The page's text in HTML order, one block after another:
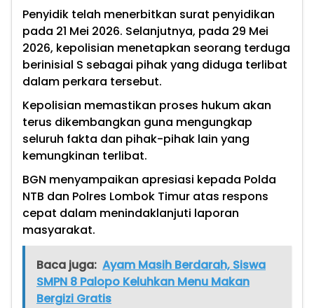
Penyidik telah menerbitkan surat penyidikan
pada 21 Mei 2026. Selanjutnya, pada 29 Mei
2026, kepolisian menetapkan seorang terduga
berinisial S sebagai pihak yang diduga terlibat
dalam perkara tersebut.
Kepolisian memastikan proses hukum akan
terus dikembangkan guna mengungkap
seluruh fakta dan pihak-pihak lain yang
kemungkinan terlibat.
BGN menyampaikan apresiasi kepada Polda
NTB dan Polres Lombok Timur atas respons
cepat dalam menindaklanjuti laporan
masyarakat.
Baca juga: Ayam Masih Berdarah, Siswa
SMPN 8 Palopo Keluhkan Menu Makan
Bergizi Gratis